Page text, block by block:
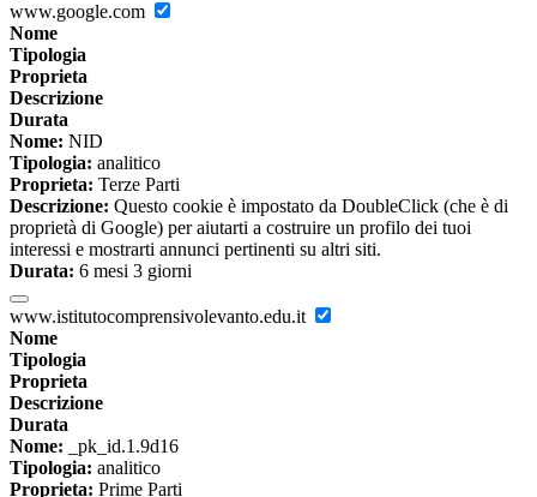
www.google.com
Nome
Tipologia
Proprieta
Descrizione
Durata
Nome: NID
Tipologia: analitico
Proprieta: Terze Parti
Descrizione: Questo cookie è impostato da DoubleClick (che è di
proprietà di Google) per aiutarti a costruire un profilo dei tuoi
interessi e mostrarti annunci pertinenti su altri siti.
Durata: 6 mesi 3 giorni
www.istitutocomprensivolevanto.edu.it
Nome
Tipologia
Proprieta
Descrizione
Durata
Nome: _pk_id.1.9d16
Tipologia: analitico
Proprieta: Prime Parti